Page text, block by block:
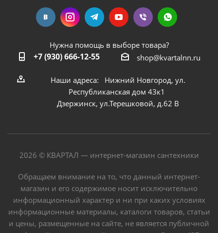
Нужна помощь в выборе товара?
+7 (930) 666-12-55 shop@kvartalnn.ru
Наши адреса: Нижний Новгород, ул.
Республиканская дом 43к1
Дзержинск, ул.Терешковой, д.62 В
2026 © КВАРТАЛ — интернет-магазин сантехники
Обращаем внимание на то, что данный интернет-
магазин и его содержимое носит исключительно
информационный характер и ни при каких условиях
информационные материалы, каталоги товаров, статьи
и цены, размещенные на сайте, не является публичной